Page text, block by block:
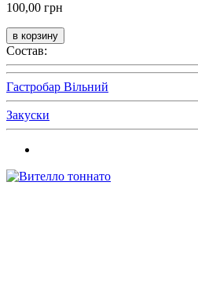
100,00 грн
Состав:
Гастробар Вільний
Закуски